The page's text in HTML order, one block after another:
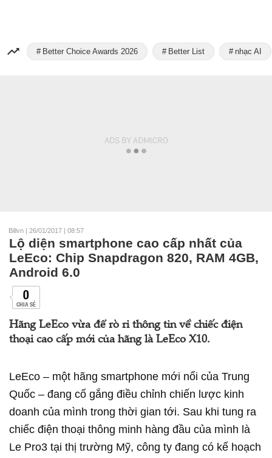
Better Choice Awards 2026 Better List nhạc AI
Billvn | 26/01/2017 | 08:57
Lộ diện smartphone cao cấp nhất của
LeEco: Chip Snapdragon 820, RAM 4GB,
Android 6.0
0
CHIA SẺ
Hãng LeEco vừa để rò rỉ thông tin về chiếc điện
thoại cao cấp mới của hãng là LeEco X10.
LeEco – một hãng smartphone mới nổi của Trung
Quốc – đang cố gắng điều chỉnh chiến lược kinh
doanh của mình trong thời gian tới. Sau khi tung ra
chiếc điện thoại thông minh hàng đầu của mình là
Le Pro3 tại thị trường Mỹ, công ty đang có kế hoạch